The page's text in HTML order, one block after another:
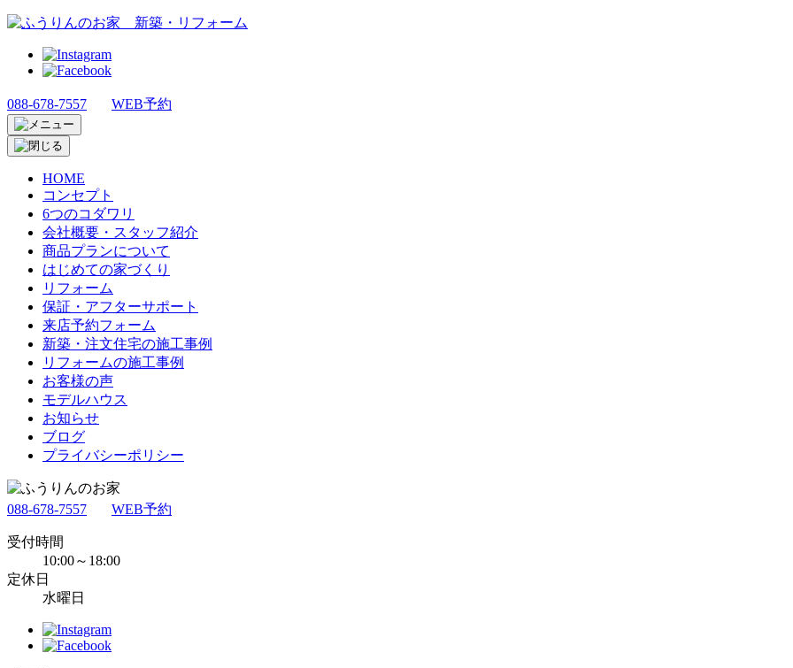
088-678-7557 WEB予約
HOME
コンセプト
6つのコダワリ
会社概要・スタッフ紹介
商品プランについて
はじめての家づくり
リフォーム
保証・アフターサポート
来店予約フォーム
新築・注文住宅の施工事例
リフォームの施工事例
お客様の声
モデルハウス
お知らせ
ブログ
プライバシーポリシー
088-678-7557 WEB予約
受付時間
10:00～18:00
定休日
水曜日